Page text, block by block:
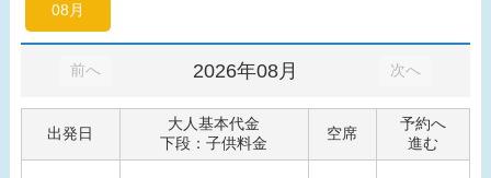
08月
前へ 2026年08月 次へ
出発日
大人基本代金
下段：子供料金
空席
予約へ
進む